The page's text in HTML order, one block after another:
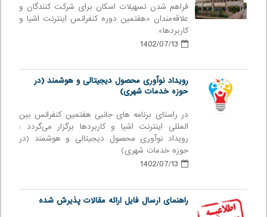
فراهم شدن تسهیلات اسکان برای شرکت کنندگان و
علاقه‌مندان «هفتمین دوره کنفرانس اینترنت اشیا و
کاربردها»
1402/07/13
رویداد نوآوری محصول دیجیتالی و هوشمند (در
حوزه خدمات شهری)
در راستای برنامه های جانبی هفتمین کنفرانس بین
المللی اینترنت اشیا و کاربردها برگزار می‌گردد :
رویداد نوآوری محصول دیجیتالی و هوشمند (در
حوزه خدمات شهری)
1402/07/13
راهنمای ارسال فایل ارائه مقالات پذیرش شده